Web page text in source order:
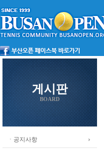
게시판
BOARD
ㆍ공지사항